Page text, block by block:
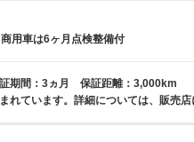
用車は6ヶ月点検整備付
期間：3ヵ月 保証距離：3,000km
れています。詳細については、販売店